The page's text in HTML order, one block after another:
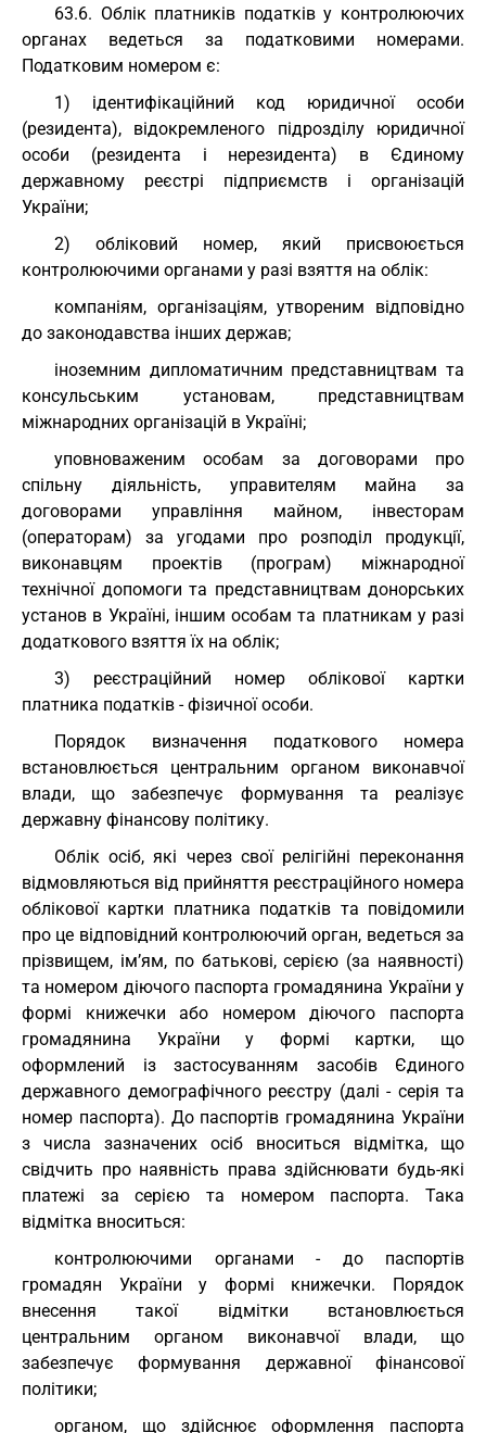
63.6. Облік платників податків у контролюючих
органах ведеться за податковими номерами.
Податковим номером є:
1) ідентифікаційний код юридичної особи
(резидента), відокремленого підрозділу юридичної
особи (резидента і нерезидента) в Єдиному
державному реєстрі підприємств і організацій
України;
2) обліковий номер, який присвоюється
контролюючими органами у разі взяття на облік:
компаніям, організаціям, утвореним відповідно
до законодавства інших держав;
іноземним дипломатичним представництвам та
консульським установам, представництвам
міжнародних організацій в Україні;
уповноваженим особам за договорами про
спільну діяльність, управителям майна за
договорами управління майном, інвесторам
(операторам) за угодами про розподіл продукції,
виконавцям проектів (програм) міжнародної
технічної допомоги та представництвам донорських
установ в Україні, іншим особам та платникам у разі
додаткового взяття їх на облік;
3) реєстраційний номер облікової картки
платника податків - фізичної особи.
Порядок визначення податкового номера
встановлюється центральним органом виконавчої
влади, що забезпечує формування та реалізує
державну фінансову політику.
Облік осіб, які через свої релігійні переконання
відмовляються від прийняття реєстраційного номера
облікової картки платника податків та повідомили
про це відповідний контролюючий орган, ведеться за
прізвищем, ім’ям, по батькові, серією (за наявності)
та номером діючого паспорта громадянина України у
формі книжечки або номером діючого паспорта
громадянина України у формі картки, що
оформлений із застосуванням засобів Єдиного
державного демографічного реєстру (далі - серія та
номер паспорта). До паспортів громадянина України
з числа зазначених осіб вноситься відмітка, що
свідчить про наявність права здійснювати будь-які
платежі за серією та номером паспорта. Така
відмітка вноситься:
контролюючими органами - до паспортів
громадян України у формі книжечки. Порядок
внесення такої відмітки встановлюється
центральним органом виконавчої влади, що
забезпечує формування державної фінансової
політики;
органом, що здійснює оформлення паспорта